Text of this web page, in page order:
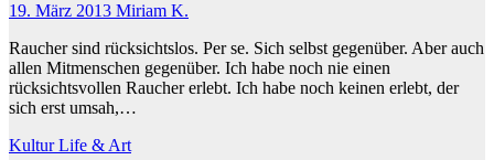
19. März 2013 Miriam K.
Raucher sind rücksichtslos. Per se. Sich selbst gegenüber. Aber auch
allen Mitmenschen gegenüber. Ich habe noch nie einen
rücksichtsvollen Raucher erlebt. Ich habe noch keinen erlebt, der
sich erst umsah,…
KulturLife & Art